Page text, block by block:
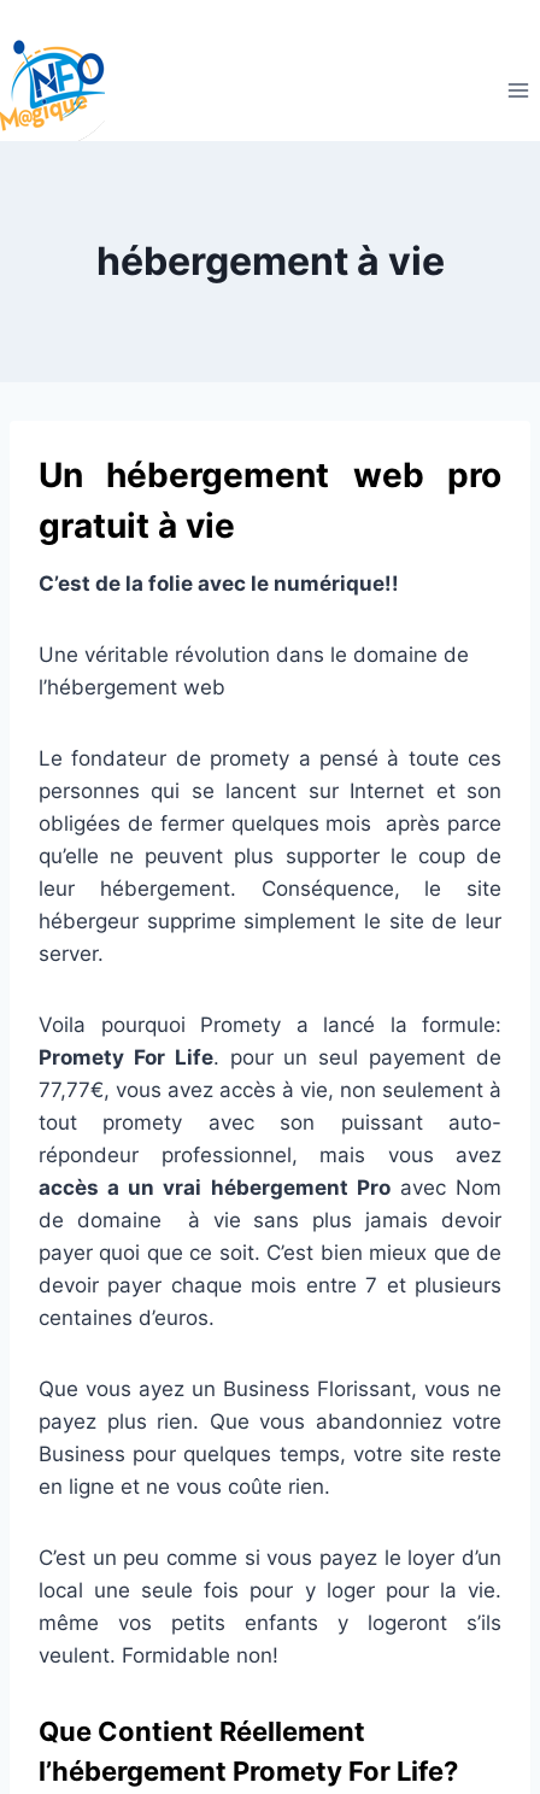
hébergement à vie
Un hébergement web pro
gratuit à vie
C’est de la folie avec le numérique!!
Une véritable révolution dans le domaine de
l’hébergement web
Le fondateur de promety a pensé à toute ces
personnes qui se lancent sur Internet et son
obligées de fermer quelques mois après parce
qu’elle ne peuvent plus supporter le coup de
leur hébergement. Conséquence, le site
hébergeur supprime simplement le site de leur
server.
Voila pourquoi Promety a lancé la formule:
Promety For Life. pour un seul payement de
77,77€, vous avez accès à vie, non seulement à
tout promety avec son puissant auto-
répondeur professionnel, mais vous avez
accès a un vrai hébergement Proavec Nom
de domaine à vie sans plus jamais devoir
payer quoi que ce soit. C’est bien mieux que de
devoir payer chaque mois entre 7 et plusieurs
centaines d’euros.
Que vous ayez un Business Florissant, vous ne
payez plus rien. Que vous abandonniez votre
Business pour quelques temps, votre site reste
en ligne et ne vous coûte rien.
C’est un peu comme si vous payez le loyer d’un
local une seule fois pour y loger pour la vie.
même vos petits enfants y logeront s’ils
veulent. Formidable non!
Que Contient Réellement
l’hébergement Promety For Life?